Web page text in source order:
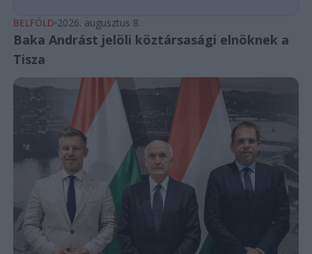
BELFÖLD 2026. augusztus 8.
Baka Andrást jelöli köztársasági elnöknek a
Tisza